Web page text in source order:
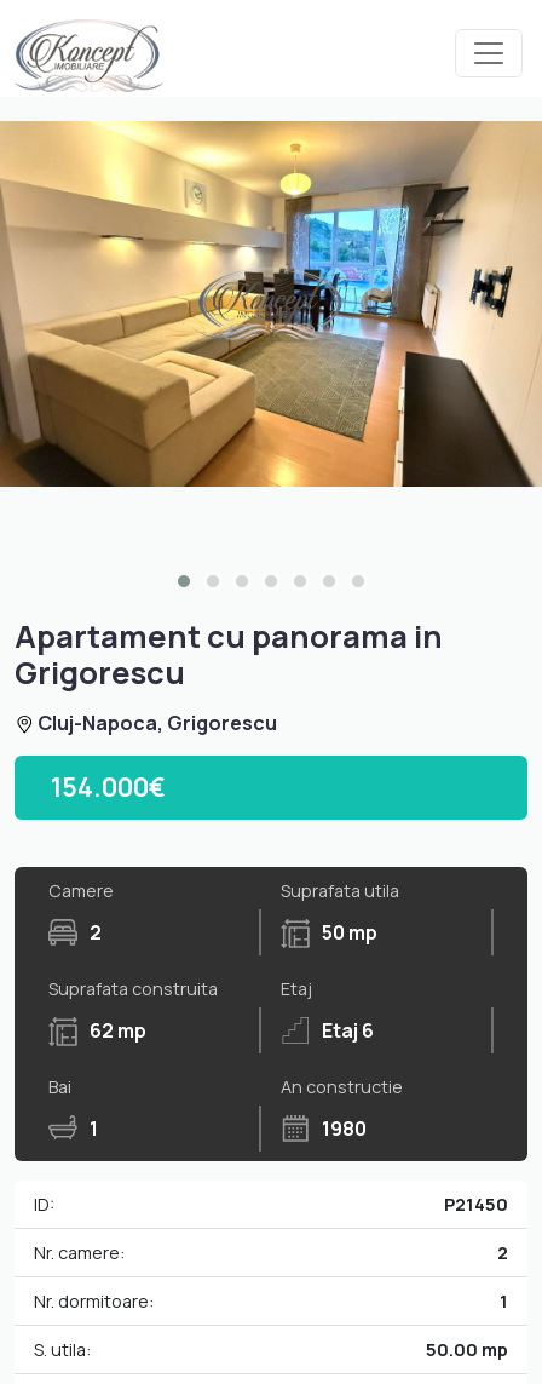
Apartament cu panorama in
Grigorescu
Cluj-Napoca, Grigorescu
154.000€
Camere
2
Suprafata utila
50 mp
Suprafata construita
62 mp
Etaj
Etaj 6
Bai
1
An constructie
1980
ID: P21450
Nr. camere: 2
Nr. dormitoare: 1
S. utila: 50.00 mp